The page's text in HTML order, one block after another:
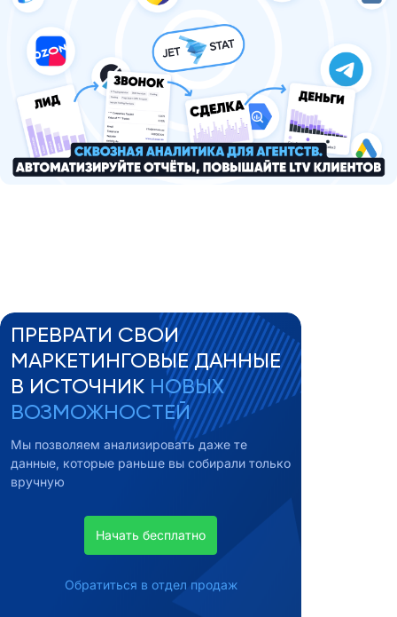
ПРЕВРАТИ СВОИ
МАРКЕТИНГОВЫЕ ДАННЫЕ
В ИСТОЧНИК НОВЫХ
ВОЗМОЖНОСТЕЙ
Мы позволяем анализировать даже те
данные, которые раньше вы собирали только
вручную
Начать бесплатно
Обратиться в отдел продаж